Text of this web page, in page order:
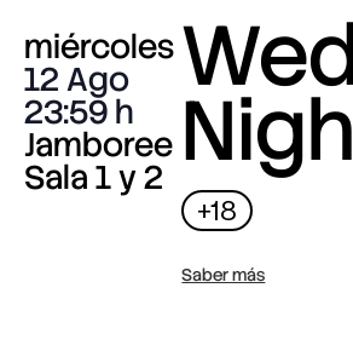
miércoles
12 Ago
23:59
Jamboree
Sala 1 y 2
+18
Saber más